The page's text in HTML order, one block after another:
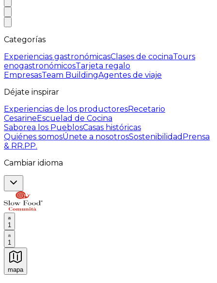
Categorías
Experiencias gastronómicasClases de cocinaTours
enogastronómicosTarjeta regalo
EmpresasTeam BuildingAgentes de viaje
Déjate inspirar
Experiencias de los productoresRecetario
CesarineEscuelad de Cocina
Saborea los PueblosCasas históricas
Quiénes somosÚnete a nosotrosSostenibilidad Prensa
& RR.PP.
Cambiar idioma
1
1
mapa